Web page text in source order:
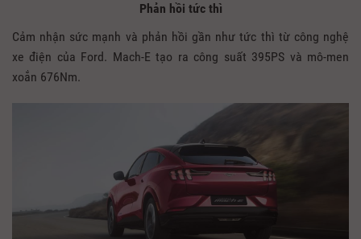
Phản hồi tức thì
Cảm nhận sức mạnh và phản hồi gần như tức thì từ công nghệ
xe điện của Ford. Mach-E tạo ra công suất 395PS và mô-men
xoắn 676Nm.